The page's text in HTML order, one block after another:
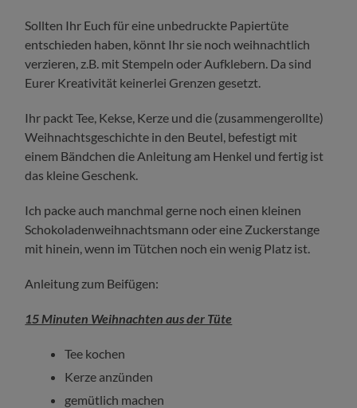
Sollten Ihr Euch für eine unbedruckte Papiertüte
entschieden haben, könnt Ihr sie noch weihnachtlich
verzieren, z.B. mit Stempeln oder Aufklebern. Da sind
Eurer Kreativität keinerlei Grenzen gesetzt.
Ihr packt Tee, Kekse, Kerze und die (zusammengerollte)
Weihnachtsgeschichte in den Beutel, befestigt mit
einem Bändchen die Anleitung am Henkel und fertig ist
das kleine Geschenk.
Ich packe auch manchmal gerne noch einen kleinen
Schokoladenweihnachtsmann oder eine Zuckerstange
mit hinein, wenn im Tütchen noch ein wenig Platz ist.
Anleitung zum Beifügen:
15 Minuten Weihnachten aus der Tüte
Tee kochen
Kerze anzünden
gemütlich machen